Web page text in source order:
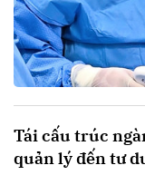
Tái cấu trúc
quản lý đến tư